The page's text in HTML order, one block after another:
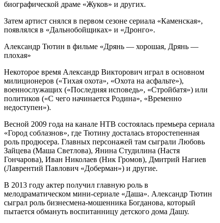
биографической драме «Жуков» и других.
Затем артист снялся в первом сезоне сериала «Каменская»,
появлялся в «Дальнобойщиках» и «Дронго».
Александр Тютин в фильме «Дрянь — хорошая, Дрянь —
плохая»
Некоторое время Александр Викторович играл в основном
милиционеров («Тихая охота», «Охота на асфальте»),
военнослужащих («Последняя исповедь», «Стройбатя») или
политиков («С чего начинается Родина», «Временно
недоступен»).
Весной 2009 года на канале НТВ состоялась премьера сериала
«Город соблазнов», где Тютину досталась второстепенная
роль продюсера. Главных персонажей там сыграли Любовь
Зайцева (Маша Светлова), Янина Студилина (Настя
Гончарова), Иван Николаев (Ник Громов), Дмитрий Нагиев
(Лаврентий Павлович «Доберман») и другие.
В 2013 году актер получил главную роль в
мелодраматическом мини-сериале «Даша». Александр Тютин
сыграл роль бизнесмена-мошенника Богданова, который
пытается обмануть воспитанницу детского дома Дашу.